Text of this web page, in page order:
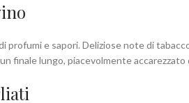
profumi e sapori. Deliziose note di
finale lungo, piacevolmente